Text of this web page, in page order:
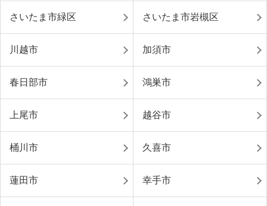
さいたま市緑区 さいたま市岩槻区
川越市 加須市
春日部市 鴻巣市
上尾市 越谷市
桶川市 久喜市
蓮田市 幸手市